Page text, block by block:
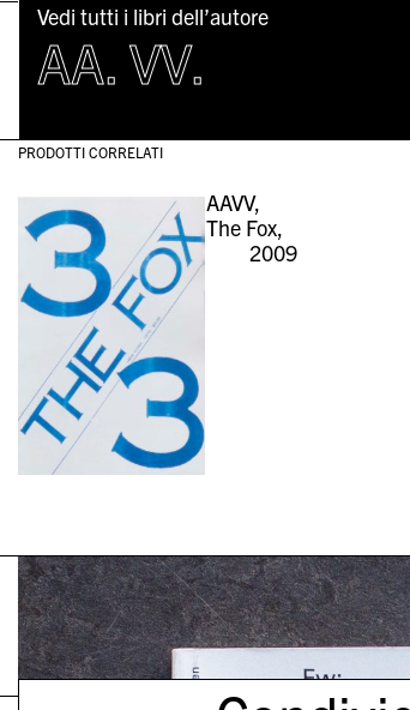
Vedi tutti i libri dell’autore
AA. VV.
PRODOTTI CORRELATI
AAVV,
The Fox,
2009